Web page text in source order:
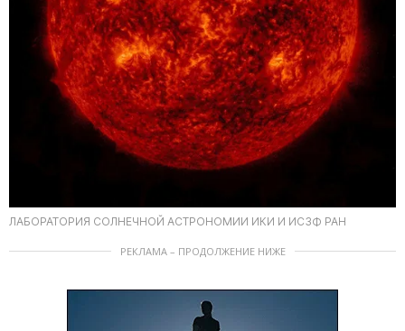
ЛАБОРАТОРИЯ СОЛНЕЧНОЙ АСТРОНОМИИ ИКИ И ИСЗФ РАН
РЕКЛАМА – ПРОДОЛЖЕНИЕ НИЖЕ